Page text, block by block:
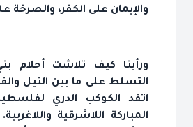
والإيمان على الكفر، والصرخة
ورأينا كيف تلاشت أحلام
التسلط على ما بين النيل
اتقد الكوكب الدري
المباركة اللاشرقية